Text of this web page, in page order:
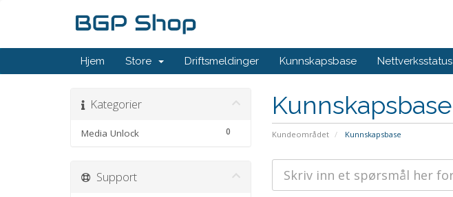
Hjem Store Driftsmeldinger Kunnskapsbase Nettverksstatus
Kunnskapsbase
Kundeområdet Kunnskapsbase
Kategorier
0
Media Unlock
Support